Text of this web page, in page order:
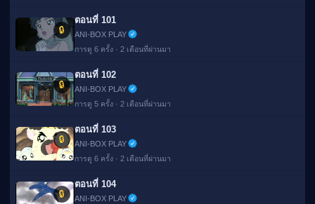
🔒
ตอนที่ 101
ANI-BOX PLAY
การดู 6 ครั้ง · 2 เดือนที่ผ่านมา
🔒
ตอนที่ 102
ANI-BOX PLAY
การดู 5 ครั้ง · 2 เดือนที่ผ่านมา
🔒
ตอนที่ 103
ANI-BOX PLAY
การดู 6 ครั้ง · 2 เดือนที่ผ่านมา
🔒
ตอนที่ 104
ANI-BOX PLAY